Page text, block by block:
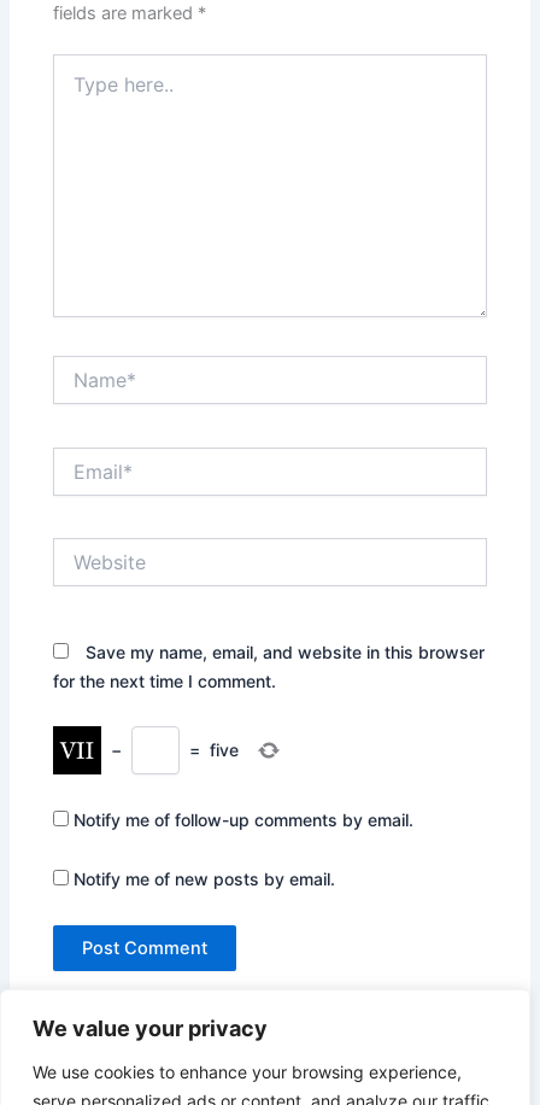
We value your privacy
We use cookies to enhance your browsing experience,
serve personalized ads or content, and analyze our traffic.
fields are marked *
here..
Save my name, email, and website in this browser
for the next time I comment.
− = five
Notify me of follow-up comments by email.
Notify me of new posts by email.